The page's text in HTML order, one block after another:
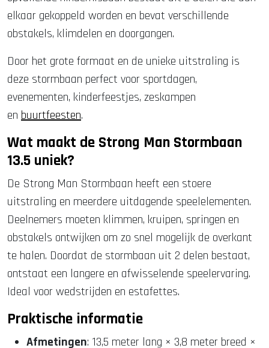
elkaar gekoppeld worden en bevat verschillende
obstakels, klimdelen en doorgangen.
Door het grote formaat en de unieke uitstraling is
deze stormbaan perfect voor sportdagen,
evenementen, kinderfeestjes, zeskampen
en buurtfeesten.
Wat maakt de Strong Man Stormbaan
13.5 uniek?
De Strong Man Stormbaan heeft een stoere
uitstraling en meerdere uitdagende speelelementen.
Deelnemers moeten klimmen, kruipen, springen en
obstakels ontwijken om zo snel mogelijk de overkant
te halen. Doordat de stormbaan uit 2 delen bestaat,
ontstaat een langere en afwisselende speelervaring.
Ideal voor wedstrijden en estafettes.
Praktische informatie
Afmetingen: 13,5 meter lang × 3,8 meter breed ×